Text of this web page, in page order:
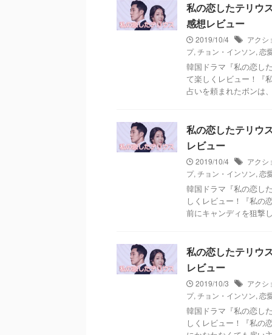
私の恋したテリウ
感想レビュー
2019/10/4
アクシ
プ, チョン・インソン, 恋
韓国ドラマ『私の恋し
て楽しくレビュー！『
占いを頼まれたボンは
私の恋したテリウ
レビュー
2019/10/4
アクシ
プ, チョン・インソン, 恋
韓国ドラマ『私の恋し
しくレビュー！『私の
前にキャンディを狙撃
私の恋したテリウ
レビュー
2019/10/3
アクシ
プ, チョン・インソン, 恋
韓国ドラマ『私の恋し
しくレビュー！『私の